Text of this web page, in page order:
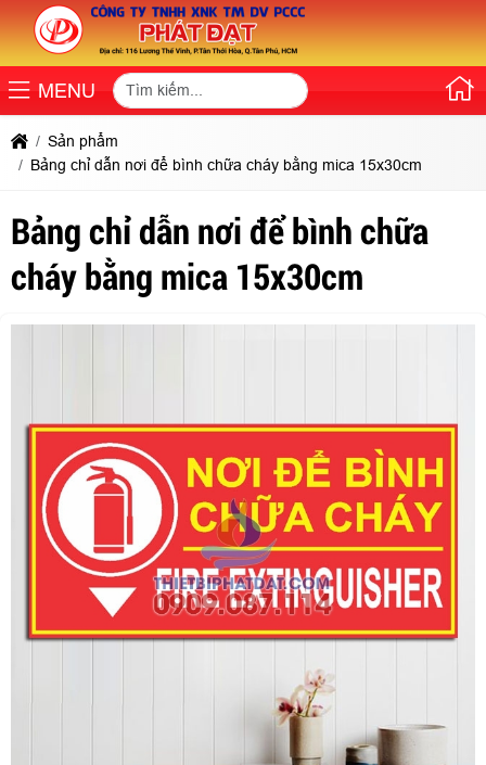
MENU
Sản phẩm
Bảng chỉ dẫn nơi để bình chữa cháy bằng mica 15x30cm
Bảng chỉ dẫn nơi để bình chữa
cháy bằng mica 15x30cm